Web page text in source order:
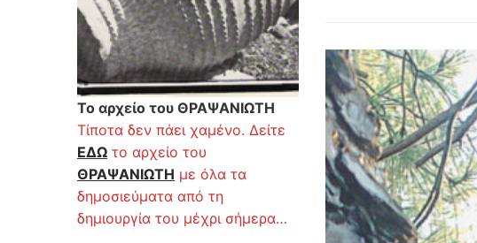
Το αρχείο του ΘΡΑΨΑΝΙΩΤΗ
Τίποτα δεν πάει χαμένο. Δείτε
ΕΔΩ το αρχείο του
ΘΡΑΨΑΝΙΩΤΗ με όλα τα
δημοσιεύματα από τη
δημιουργία του μέχρι σήμερα…